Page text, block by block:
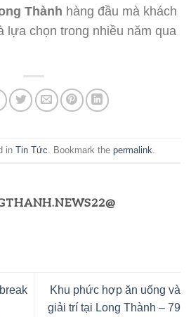
Thành hàng đầu mà khách
lựa chọn trong nhiều năm qua
in Tin Tức . Bookmark the permalink
Khu phức hợp ăn uống và
giải trí tại Long Thành – 79